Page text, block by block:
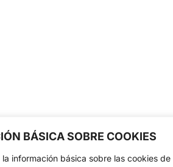
BÁSICA SOBRE COOKIES
la información básica sobre las cookies de